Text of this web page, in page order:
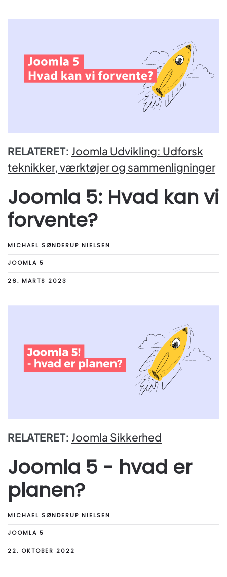
RELATERET: Joomla Udvikling: Udforsk
teknikker, værktøjer og sammenligninger
Joomla 5: Hvad kan vi
forvente?
MICHAEL SØNDERUP NIELSEN
JOOMLA 5
26. MARTS 2023
RELATERET: Joomla Sikkerhed
Joomla 5 - hvad er
planen?
MICHAEL SØNDERUP NIELSEN
JOOMLA 5
22. OKTOBER 2022